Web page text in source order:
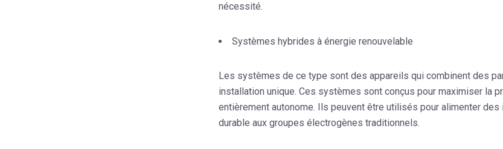
nécessité.
Systèmes hybrides à énergie renouvelable
Les systèmes de ce type sont des appareils qui combinent des
installation unique. Ces systèmes sont conçus pour maximiser la
entièrement autonome. Ils peuvent être utilisés pour alimenter
durable aux groupes électrogènes traditionnels.